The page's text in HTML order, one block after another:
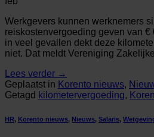
Werkgevers kunnen werknemers
reiskostenvergoeding geven van €
in veel gevallen dekt deze
niet. Dat meldt Vereniging
Lees verder →
Geplaatst in Korento nieuws,
Getagd kilometervergoeding,
HR, Korento nieuws, Nieuws, Salaris,